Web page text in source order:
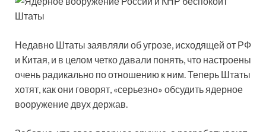
Недавно Штаты заявляли об угрозе, исходящей от РФ
и Китая, и в целом четко давали понять, что настроены
очень радикально по отношению к ним. Теперь Штаты
хотят, как они говорят, «серьезно» обсудить ядерное
вооружение двух держав.